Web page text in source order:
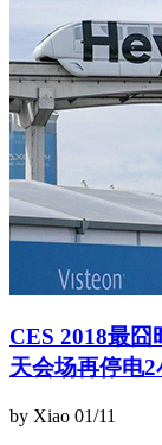
CES 2018最
天会场再停电2
by Xiao 01/11